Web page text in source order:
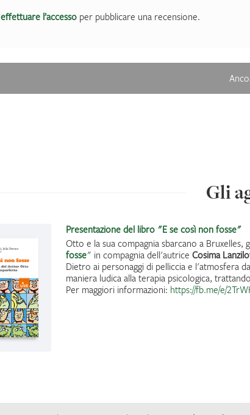
effettuare l’accessoper pubblicare una recensione.
Gli
Presentazione del libro "E se così non fosse"
Otto e la sua compagnia sbarcano a Bruxelles,
fosse" in compagnia dell'autriceCosima
Dietro ai personaggi di pelliccia e l'atmosfera
maniera ludica alla terapia psicologica,
Per maggiori informazioni: https://fb.me/e/